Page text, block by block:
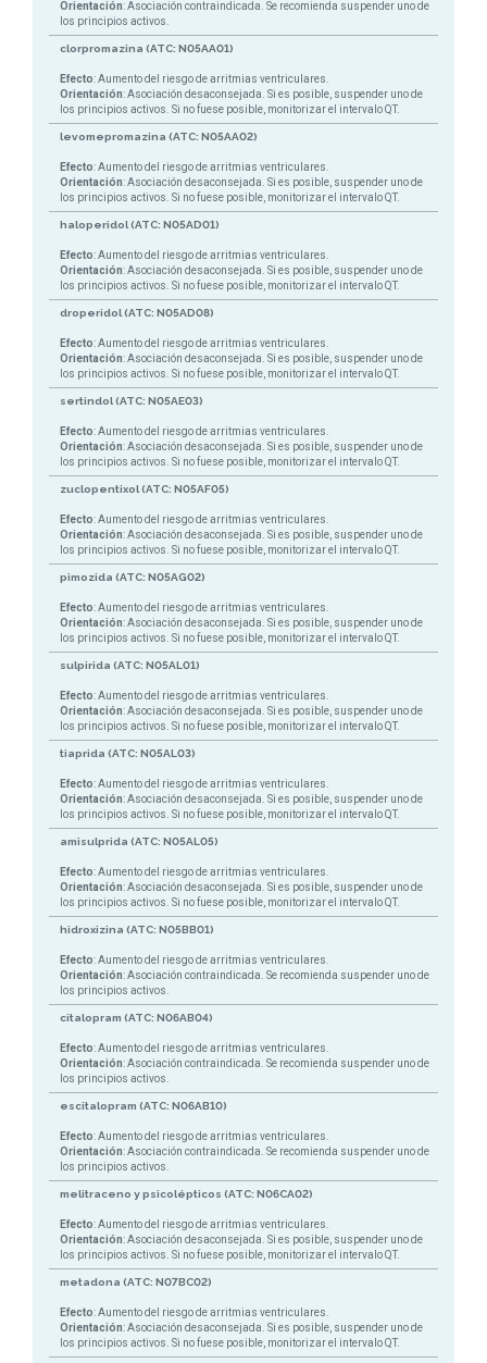
Orientación: Asociación contraindicada. Se recomienda suspender uno de
los principios activos.
clorpromazina (ATC: N05AA01)
Efecto: Aumento del riesgo de arritmias ventriculares.
Orientación: Asociación desaconsejada. Si es posible, suspender uno de
los principios activos. Si no fuese posible, monitorizar el intervalo QT.
levomepromazina (ATC: N05AA02)
Efecto: Aumento del riesgo de arritmias ventriculares.
Orientación: Asociación desaconsejada. Si es posible, suspender uno de
los principios activos. Si no fuese posible, monitorizar el intervalo QT.
haloperidol (ATC: N05AD01)
Efecto: Aumento del riesgo de arritmias ventriculares.
Orientación: Asociación desaconsejada. Si es posible, suspender uno de
los principios activos. Si no fuese posible, monitorizar el intervalo QT.
droperidol (ATC: N05AD08)
Efecto: Aumento del riesgo de arritmias ventriculares.
Orientación: Asociación desaconsejada. Si es posible, suspender uno de
los principios activos. Si no fuese posible, monitorizar el intervalo QT.
sertindol (ATC: N05AE03)
Efecto: Aumento del riesgo de arritmias ventriculares.
Orientación: Asociación desaconsejada. Si es posible, suspender uno de
los principios activos. Si no fuese posible, monitorizar el intervalo QT.
zuclopentixol (ATC: N05AF05)
Efecto: Aumento del riesgo de arritmias ventriculares.
Orientación: Asociación desaconsejada. Si es posible, suspender uno de
los principios activos. Si no fuese posible, monitorizar el intervalo QT.
pimozida (ATC: N05AG02)
Efecto: Aumento del riesgo de arritmias ventriculares.
Orientación: Asociación desaconsejada. Si es posible, suspender uno de
los principios activos. Si no fuese posible, monitorizar el intervalo QT.
sulpirida (ATC: N05AL01)
Efecto: Aumento del riesgo de arritmias ventriculares.
Orientación: Asociación desaconsejada. Si es posible, suspender uno de
los principios activos. Si no fuese posible, monitorizar el intervalo QT.
tiaprida (ATC: N05AL03)
Efecto: Aumento del riesgo de arritmias ventriculares.
Orientación: Asociación desaconsejada. Si es posible, suspender uno de
los principios activos. Si no fuese posible, monitorizar el intervalo QT.
amisulprida (ATC: N05AL05)
Efecto: Aumento del riesgo de arritmias ventriculares.
Orientación: Asociación desaconsejada. Si es posible, suspender uno de
los principios activos. Si no fuese posible, monitorizar el intervalo QT.
hidroxizina (ATC: N05BB01)
Efecto: Aumento del riesgo de arritmias ventriculares.
Orientación: Asociación contraindicada. Se recomienda suspender uno de
los principios activos.
citalopram (ATC: N06AB04)
Efecto: Aumento del riesgo de arritmias ventriculares.
Orientación: Asociación contraindicada. Se recomienda suspender uno de
los principios activos.
escitalopram (ATC: N06AB10)
Efecto: Aumento del riesgo de arritmias ventriculares.
Orientación: Asociación contraindicada. Se recomienda suspender uno de
los principios activos.
melitraceno y psicolépticos (ATC: N06CA02)
Efecto: Aumento del riesgo de arritmias ventriculares.
Orientación: Asociación desaconsejada. Si es posible, suspender uno de
los principios activos. Si no fuese posible, monitorizar el intervalo QT.
metadona (ATC: N07BC02)
Efecto: Aumento del riesgo de arritmias ventriculares.
Orientación: Asociación desaconsejada. Si es posible, suspender uno de
los principios activos. Si no fuese posible, monitorizar el intervalo QT.